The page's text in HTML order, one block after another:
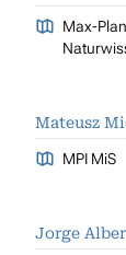
Max-
Mateusz
MPI MiS
Jorge